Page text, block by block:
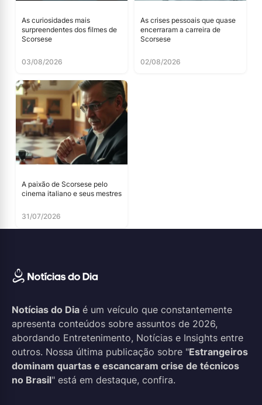
As curiosidades mais
surpreendentes dos filmes de
Scorsese
03/08/2026
As crises pessoais que quase
encerraram a carreira de
Scorsese
02/08/2026
A paixão de Scorsese pelo
cinema italiano e seus mestres
31/07/2026
Notícias do Dia é um veículo que constantemente
apresenta conteúdos sobre assuntos de 2026,
abordando Entretenimento, Notícias e Insights entre
outros. Nossa última publicação sobre "Estrangeiros
dominam quartas e escancaram crise de técnicos
no Brasil" está em destaque, confira.